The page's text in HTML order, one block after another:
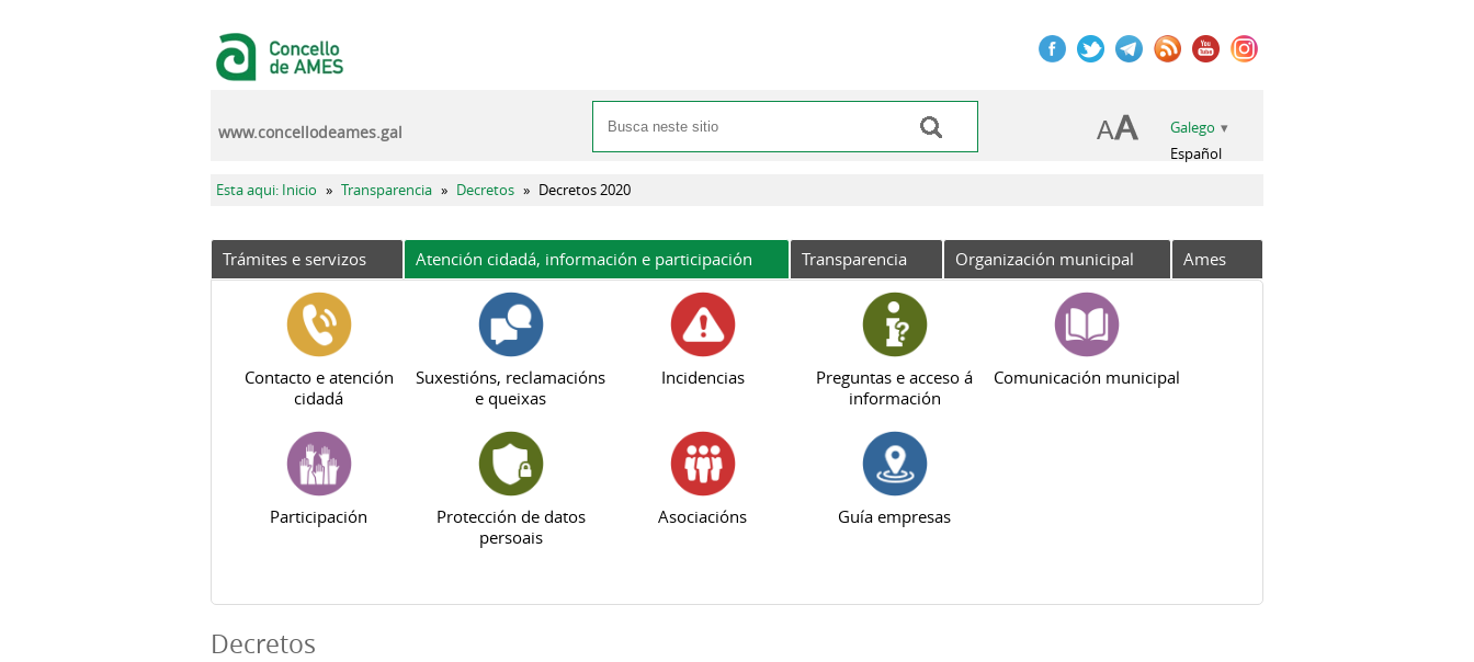
Formulario de busca
Buscar
Galego
Español
www.concellodeames.gal
Vostede está aquí
Esta aqui: Inicio » Transparencia » Decretos » Decretos 2020
Trámites e servizos Atención cidadá, información e participación Transparencia Organización municipal Ames
Contacto e atención
cidadá
Suxestións, reclamacións
e queixas
Incidencias
Preguntas e acceso á
información
Comunicación municipal
Participación
Protección de datos
persoais
Asociacións Guía empresas
Decretos